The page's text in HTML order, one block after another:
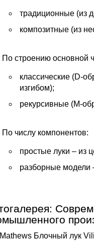
традиционные (из
композитные (из
По строению основной
классические (D-
изгибом);
рекурсивные (М-
По числу компонентов:
простые луки – из
разборные модели
Блочный лук